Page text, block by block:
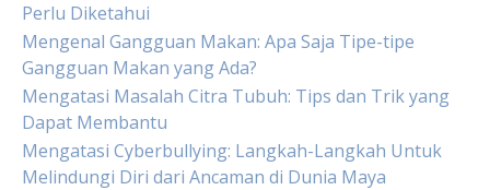
Perlu Diketahui
Mengenal Gangguan Makan: Apa Saja Tipe-tipe
Gangguan Makan yang Ada?
Mengatasi Masalah Citra Tubuh: Tips dan Trik yang
Dapat Membantu
Mengatasi Cyberbullying: Langkah-Langkah Untuk
Melindungi Diri dari Ancaman di Dunia Maya